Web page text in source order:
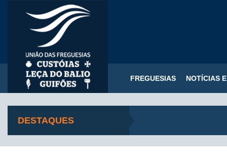
FREGUESIAS NOTÍCIAS
DESTAQUES